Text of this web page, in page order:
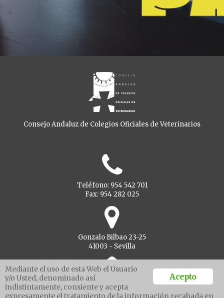
Consejo Andaluz de Colegios Oficiales de Veterinarios
Teléfono: 954 542 701
Fax: 954 282 025
Gonzalo Bilbao 23-25
41003 - Sevilla
Ventanilla unica
Acepto
Mediante el uso de esta Web el Usuario
y/o Usted, denominado así
indistintamente, consiente y acepta
expresamente el tratamiento de la información recabada en